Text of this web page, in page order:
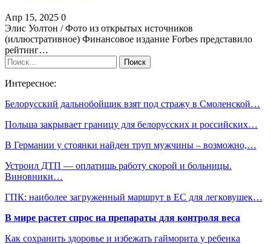
Апр 15, 2025 0
Элис Уолтон / Фото из открытых источников
(иллюстративное) Финансовое издание Forbes представило
рейтинг…
Интересное:
Белорусский дальнобойщик взят под стражу в Смоленской…
Польша закрывает границу для белорусских и российских…
В Германии у стоянки найден труп мужчины – возможно,…
Устроил ДТП — оплатишь работу скорой и больницы.
Виновники…
ГПК: наиболее загруженный маршрут в ЕС для легковушек…
В мире растет спрос на препараты для контроля веса
Как сохранить здоровье и избежать гайморита у ребенка